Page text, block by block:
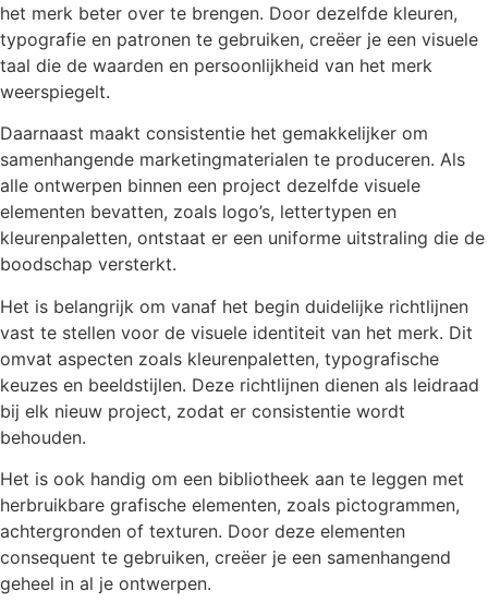
het merk beter over te brengen. Door dezelfde kleuren,
typografie en patronen te gebruiken, creëer je een visuele
taal die de waarden en persoonlijkheid van het merk
weerspiegelt.
Daarnaast maakt consistentie het gemakkelijker om
samenhangende marketingmaterialen te produceren. Als
alle ontwerpen binnen een project dezelfde visuele
elementen bevatten, zoals logo’s, lettertypen en
kleurenpaletten, ontstaat er een uniforme uitstraling die de
boodschap versterkt.
Het is belangrijk om vanaf het begin duidelijke richtlijnen
vast te stellen voor de visuele identiteit van het merk. Dit
omvat aspecten zoals kleurenpaletten, typografische
keuzes en beeldstijlen. Deze richtlijnen dienen als leidraad
bij elk nieuw project, zodat er consistentie wordt
behouden.
Het is ook handig om een bibliotheek aan te leggen met
herbruikbare grafische elementen, zoals pictogrammen,
achtergronden of texturen. Door deze elementen
consequent te gebruiken, creëer je een samenhangend
geheel in al je ontwerpen.